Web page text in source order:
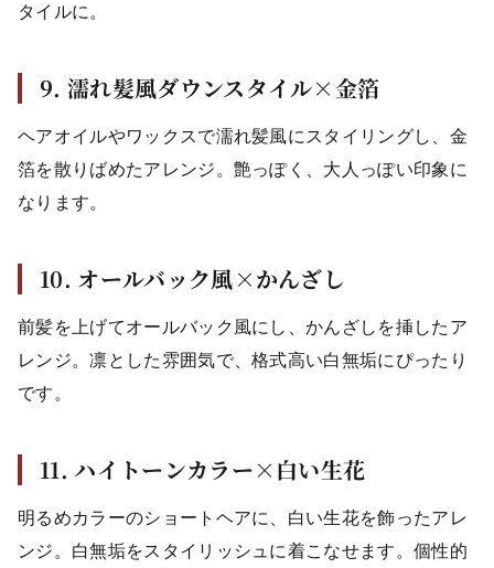
タイルに。
9. 濡れ髪風ダウンスタイル×金箔
ヘアオイルやワックスで濡れ髪風にスタイリングし、金
箔を散りばめたアレンジ。艶っぽく、大人っぽい印象に
なります。
10. オールバック風×かんざし
前髪を上げてオールバック風にし、かんざしを挿したア
レンジ。凛とした雰囲気で、格式高い白無垢にぴったり
です。
11. ハイトーンカラー×白い生花
明るめカラーのショートヘアに、白い生花を飾ったアレ
ンジ。白無垢をスタイリッシュに着こなせます。個性的